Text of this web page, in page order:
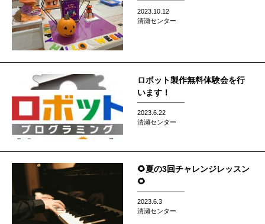
2023.10.12
清瀬センター
ロボット製作無料体験会を行
います！
2023.6.22
清瀬センター
🌻夏の3回チャレンジレッスン
🌻
2023.6.3
清瀬センター